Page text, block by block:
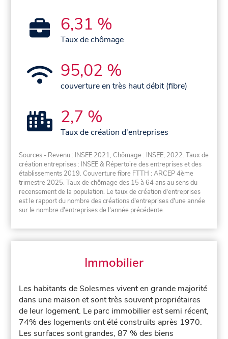
6,31 %
Taux de chômage
95,02 %
couverture en très haut débit (fibre)
2,7 %
Taux de création d'entreprises
Sources - Revenu : INSEE 2021, Chômage : INSEE, 2022. Taux de
création entreprises : INSEE & Répertoire des entreprises et des
établissements 2019. Couverture fibre FTTH : ARCEP 4ème
trimestre 2025. Taux de chômage des 15 à 64 ans au sens du
recensement de la population. Le taux de création d'entreprises
est le rapport du nombre des créations d'entreprises d'une année
sur le nombre d'entreprises de l'année précédente.
Immobilier
Les habitants de Solesmes vivent en grande majorité
dans une maison et sont très souvent propriétaires
de leur logement. Le parc immobilier est semi récent,
74% des logements ont été construits après 1970.
Les surfaces sont grandes, 87 % des biens